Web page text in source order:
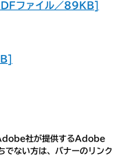
ファイル／89KB]
社が提供するAdobe
ない方は、バナーのリンク